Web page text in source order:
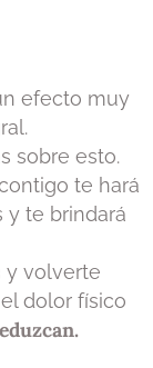
efecto muy
sobre esto.
te hará
y te brindará
y volverte
dolor físico